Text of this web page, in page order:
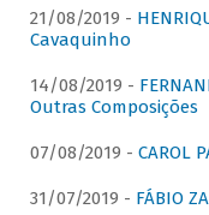
21/08/2019 -
Cavaquinho
14/08/2019 -
Outras Composições
07/08/2019 - CAROL
31/07/2019 - FÁBIO